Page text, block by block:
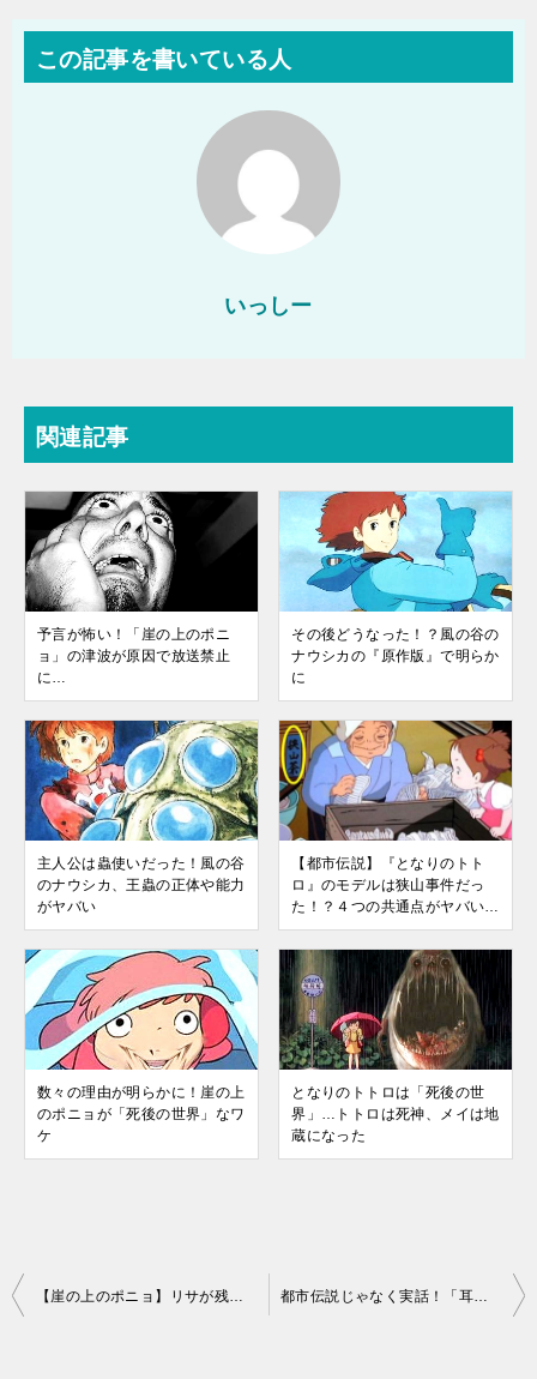
この記事を書いている人
いっしー
関連記事
予言が怖い！「崖の上のポニ
ョ」の津波が原因で放送禁止
に…
その後どうなった！？風の谷の
ナウシカの『原作版』で明らか
に
主人公は蟲使いだった！風の谷
のナウシカ、王蟲の正体や能力
がヤバい
【都市伝説】『となりのトト
ロ』のモデルは狭山事件だっ
た！？４つの共通点がヤバい…
数々の理由が明らかに！崖の上
のポニョが「死後の世界」なワ
ケ
となりのトトロは「死後の世
界」…トトロは死神、メイは地
蔵になった
投
【崖の上のポニョ】リサが残した「最後のセリフ」！その意味が話題に 都市伝説じゃなく実話！「耳をすませば」の隠れキャラが豪華すぎる